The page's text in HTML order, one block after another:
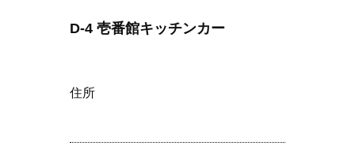
D-4 壱番館キッチンカー
住所